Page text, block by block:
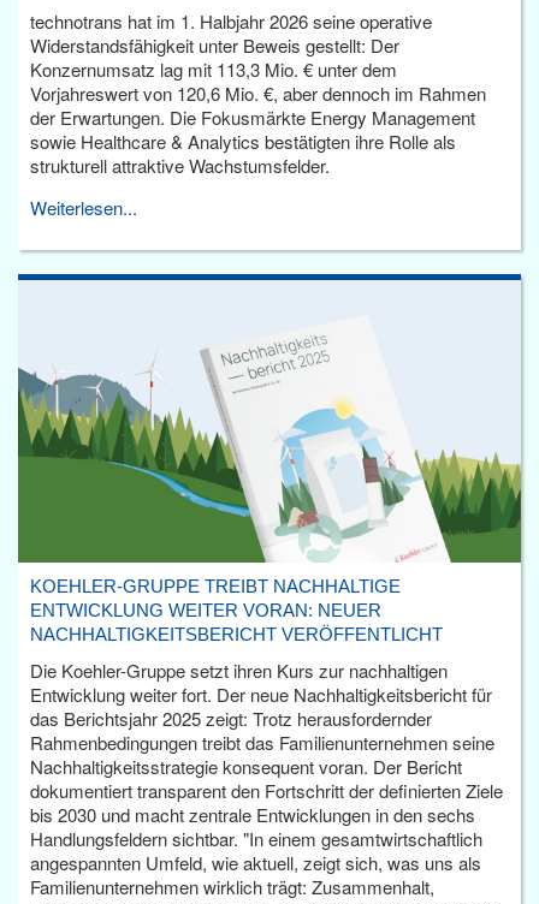
technotrans hat im 1. Halbjahr 2026 seine operative
Widerstandsfähigkeit unter Beweis gestellt: Der
Konzernumsatz lag mit 113,3 Mio. € unter dem
Vorjahreswert von 120,6 Mio. €, aber dennoch im Rahmen
der Erwartungen. Die Fokusmärkte Energy Management
sowie Healthcare & Analytics bestätigten ihre Rolle als
strukturell attraktive Wachstumsfelder.
Weiterlesen...
KOEHLER-GRUPPE TREIBT NACHHALTIGE
ENTWICKLUNG WEITER VORAN: NEUER
NACHHALTIGKEITSBERICHT VERÖFFENTLICHT
Die Koehler-Gruppe setzt ihren Kurs zur nachhaltigen
Entwicklung weiter fort. Der neue Nachhaltigkeitsbericht für
das Berichtsjahr 2025 zeigt: Trotz herausfordernder
Rahmenbedingungen treibt das Familienunternehmen seine
Nachhaltigkeitsstrategie konsequent voran. Der Bericht
dokumentiert transparent den Fortschritt der definierten Ziele
bis 2030 und macht zentrale Entwicklungen in den sechs
Handlungsfeldern sichtbar. "In einem gesamtwirtschaftlich
angespannten Umfeld, wie aktuell, zeigt sich, was uns als
Familienunternehmen wirklich trägt: Zusammenhalt,